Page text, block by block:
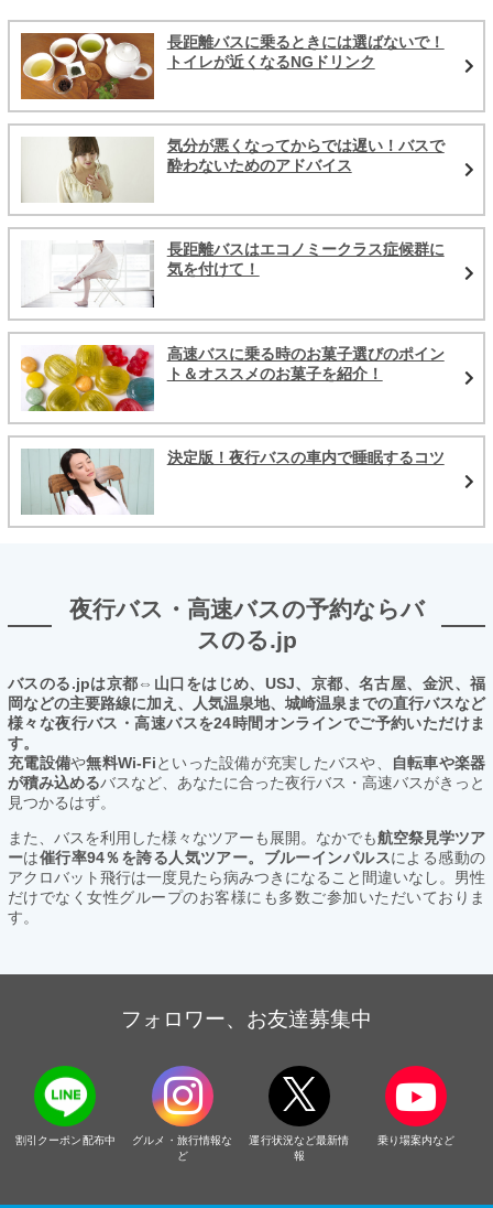
長距離バスに乗るときには選ばないで！
トイレが近くなるNGドリンク
気分が悪くなってからでは遅い！バスで
酔わないためのアドバイス
長距離バスはエコノミークラス症候群に
気を付けて！
高速バスに乗る時のお菓子選びのポイン
ト＆オススメのお菓子を紹介！
決定版！夜行バスの車内で睡眠するコツ
夜行バス・高速バスの予約ならバ
スのる.jp
バスのる.jpは京都⇔山口をはじめ、USJ、京都、名古屋、金沢、福
岡などの主要路線に加え、人気温泉地、城崎温泉までの直行バスなど
様々な夜行バス・高速バスを24時間オンラインでご予約いただけま
す。
充電設備や無料Wi-Fiといった設備が充実したバスや、
自転車や楽器
が積み込めるバスなど、あなたに合った夜行バス・高速バスがきっと
見つかるはず。
また、バスを利用した様々なツアーも展開。なかでも航空祭見学ツア
ーは催行率94％を誇る人気ツアー。ブルーインパルスによる感動の
アクロバット飛行は一度見たら病みつきになること間違いなし。男性
だけでなく女性グループのお客様にも多数ご参加いただいておりま
す。
フォロワー、お友達募集中
割引クーポン配布中
グルメ・旅行情報な
ど
運行状況など最新情
報
乗り場案内など